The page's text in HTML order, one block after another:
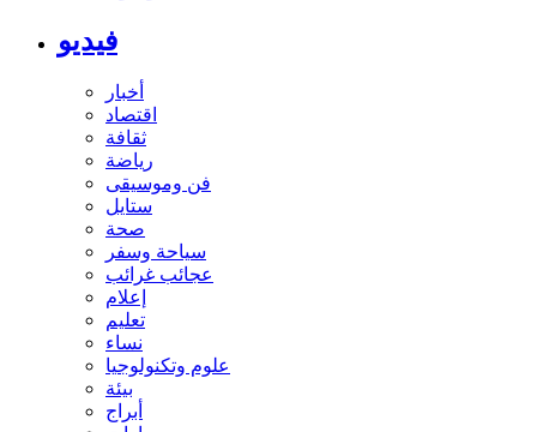
فيديو
أخبار
اقتصاد
ثقافة
رياضة
فن وموسيقى
ستايل
صحة
سياحة وسفر
عجائب غرائب
إعلام
تعليم
نساء
علوم وتكنولوجيا
بيئة
أبراج